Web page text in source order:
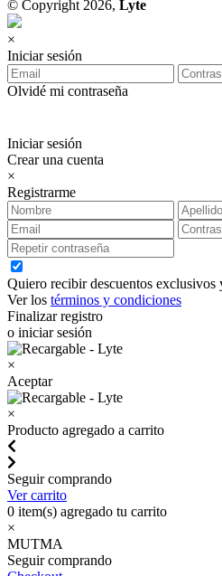
© Copyright 2026, Lyte
×
Iniciar sesión
Olvidé mi contraseña
Iniciar sesión
Crear una cuenta
×
Registrarme
Quiero recibir descuentos exclusivos
Ver los términos y condiciones
Finalizar registro
o iniciar sesión
×
Aceptar
×
Producto agregado a carrito
Seguir comprando
Ver carrito
0 item(s) agregado tu carrito
×
MUTMA
Seguir comprando